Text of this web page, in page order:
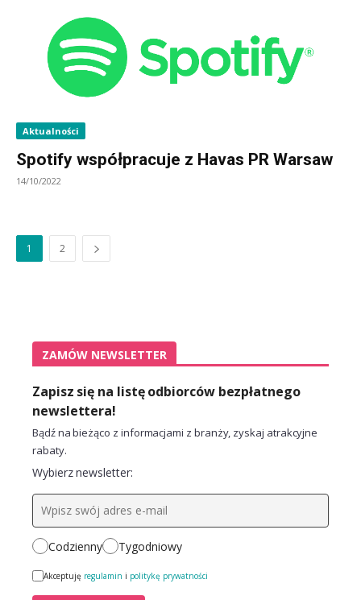
Aktualności
Spotify współpracuje z Havas PR Warsaw
14/10/2022
1 2
ZAMÓW NEWSLETTER
Zapisz się na listę odbiorców bezpłatnego
newslettera!
Bądź na bieżąco z informacjami z branży, zyskaj atrakcyjne
rabaty.
Wybierz newsletter:
Codzienny Tygodniowy
Akceptuję regulamin i politykę prywatności